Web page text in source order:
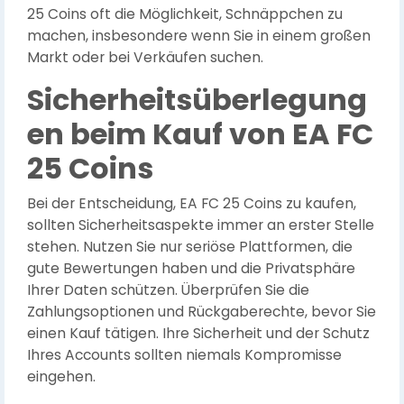
25 Coins oft die Möglichkeit, Schnäppchen zu
machen, insbesondere wenn Sie in einem großen
Markt oder bei Verkäufen suchen.
Sicherheitsüberlegung
en beim Kauf von EA FC
25 Coins
Bei der Entscheidung, EA FC 25 Coins zu kaufen,
sollten Sicherheitsaspekte immer an erster Stelle
stehen. Nutzen Sie nur seriöse Plattformen, die
gute Bewertungen haben und die Privatsphäre
Ihrer Daten schützen. Überprüfen Sie die
Zahlungsoptionen und Rückgaberechte, bevor Sie
einen Kauf tätigen. Ihre Sicherheit und der Schutz
Ihres Accounts sollten niemals Kompromisse
eingehen.